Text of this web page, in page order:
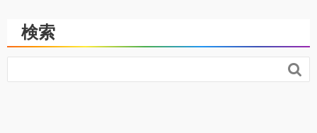
検索
